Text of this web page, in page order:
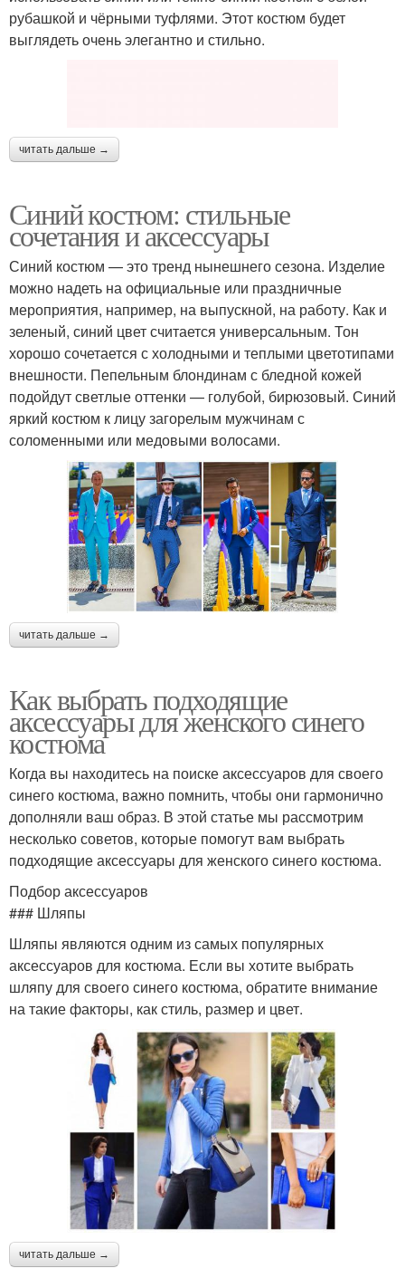
рубашкой и чёрными туфлями. Этот костюм будет
выглядеть очень элегантно и стильно.
читать дальше →
Синий костюм: стильные
сочетания и аксессуары
Синий костюм — это тренд нынешнего сезона. Изделие
можно надеть на официальные или праздничные
мероприятия, например, на выпускной, на работу. Как и
зеленый, синий цвет считается универсальным. Тон
хорошо сочетается с холодными и теплыми цветотипами
внешности. Пепельным блондинам с бледной кожей
подойдут светлые оттенки — голубой, бирюзовый. Синий
яркий костюм к лицу загорелым мужчинам с
соломенными или медовыми волосами.
читать дальше →
Как выбрать подходящие
аксессуары для женского синего
костюма
Когда вы находитесь на поиске аксессуаров для своего
синего костюма, важно помнить, чтобы они гармонично
дополняли ваш образ. В этой статье мы рассмотрим
несколько советов, которые помогут вам выбрать
подходящие аксессуары для женского синего костюма.
Подбор аксессуаров
### Шляпы
Шляпы являются одним из самых популярных
аксессуаров для костюма. Если вы хотите выбрать
шляпу для своего синего костюма, обратите внимание
на такие факторы, как стиль, размер и цвет.
читать дальше →